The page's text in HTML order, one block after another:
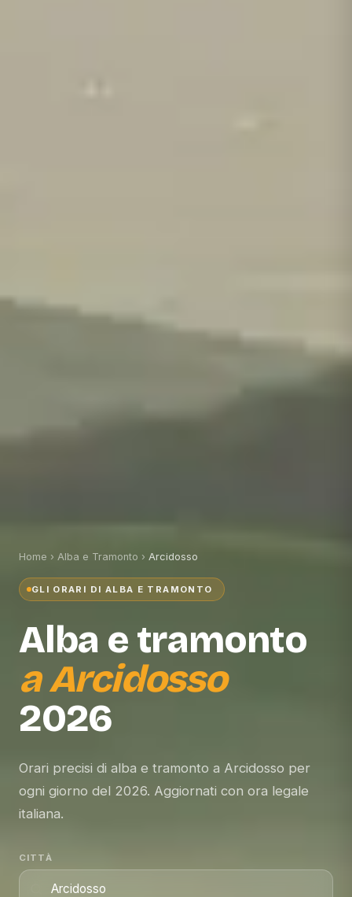
Home › Alba e Tramonto › Arcidosso
GLI ORARI DI ALBA E TRAMONTO
Alba e tramonto
aArcidosso
2026
Orari precisi di alba e tramonto a Arcidosso per
ogni giorno del 2026. Aggiornati con ora legale
italiana.
CITTÀ